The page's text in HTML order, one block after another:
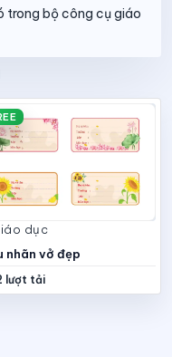
trong bộ công cụ giáo
dục
nhãn vở đẹp
lượt tải